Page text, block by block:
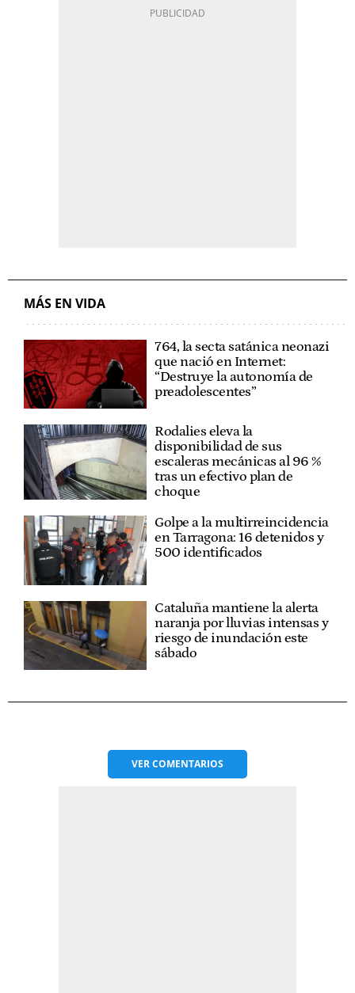
MÁS EN VIDA
764, la secta satánica neonazi
que nació en Internet:
“Destruye la autonomía de
preadolescentes”
Rodalies eleva la
disponibilidad de sus
escaleras mecánicas al 96 %
tras un efectivo plan de
choque
Golpe a la multirreincidencia
en Tarragona: 16 detenidos y
500 identificados
Cataluña mantiene la alerta
naranja por lluvias intensas y
riesgo de inundación este
sábado
VERCOMENTARIOS